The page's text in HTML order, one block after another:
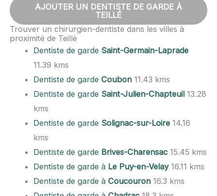
AJOUTER UN DENTISTE DE GARDE À
TEILLÉ
Trouver un chirurgien-dentiste dans les villes à
proximité de Teillé
Dentiste de garde Saint-Germain-Laprade
11.39 kms
Dentiste de gardeCoubon 11.43 kms
Dentiste de garde Saint-Julien-Chapteuil 13.28
kms
Dentiste de garde Solignac-sur-Loire 14.16
kms
Dentiste de garde Brives-Charensac 15.45 kms
Dentiste de garde à Le Puy-en-Velay16.11 kms
Dentiste de garde àCoucouron 16.3 kms